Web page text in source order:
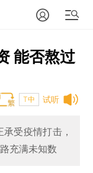
能否熬过
试听
T中
受疫情打击，
充满未知数